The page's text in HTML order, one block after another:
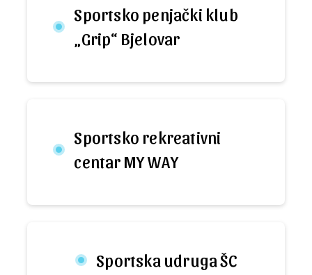
Sportsko penjački klub
„Grip“ Bjelovar
Sportsko rekreativni
centar MY WAY
Sportska udruga ŠC